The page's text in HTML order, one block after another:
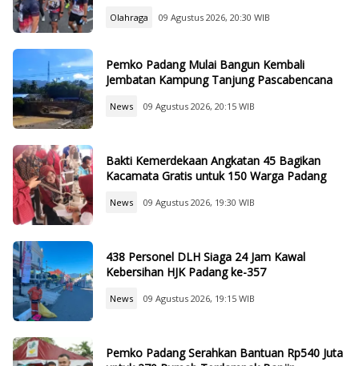
Olahraga 09 Agustus 2026, 20:30 WIB
Pemko Padang Mulai Bangun Kembali
Jembatan Kampung Tanjung Pascabencana
News 09 Agustus 2026, 20:15 WIB
Bakti Kemerdekaan Angkatan 45 Bagikan
Kacamata Gratis untuk 150 Warga Padang
News 09 Agustus 2026, 19:30 WIB
438 Personel DLH Siaga 24 Jam Kawal
Kebersihan HJK Padang ke-357
News 09 Agustus 2026, 19:15 WIB
Pemko Padang Serahkan Bantuan Rp540 Juta